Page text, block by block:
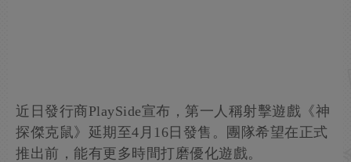
近日發行商PlaySide宣布，第一人稱射擊遊戲《神
探傑克鼠》延期至4月16日發售。團隊希望在正式
推出前，能有更多時間打磨優化遊戲。